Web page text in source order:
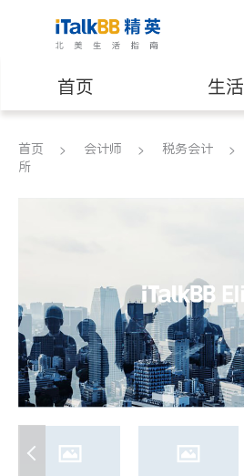
首页 生活
医生 律师
建筑装修
首页 会计师 税务会计
所